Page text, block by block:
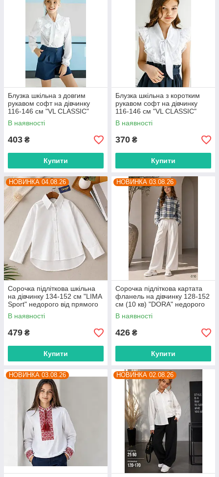
Блузка шкільна з довгим
рукавом софт на дівчинку
116-146 см "VL CLASSIC"
недорого від прямого
постачальника
В наявності
403 ₴
Купити
Блузка шкільна з коротким
рукавом софт на дівчинку
116-146 см "VL CLASSIC"
недорого від прямого
постачальника
В наявності
370 ₴
Купити
НОВИНКА 04.08.26
Сорочка підліткова шкільна
на дівчинку 134-152 см "LIMA
Sport" недорого від прямого
постачальника
В наявності
479 ₴
Купити
НОВИНКА 03.08.26
Сорочка підліткова картата
фланель на дівчинку 128-152
см (10 кв) "DORA" недорого
від прямого постачальника
В наявності
426 ₴
Купити
НОВИНКА 03.08.26 НОВИНКА 02.08.26